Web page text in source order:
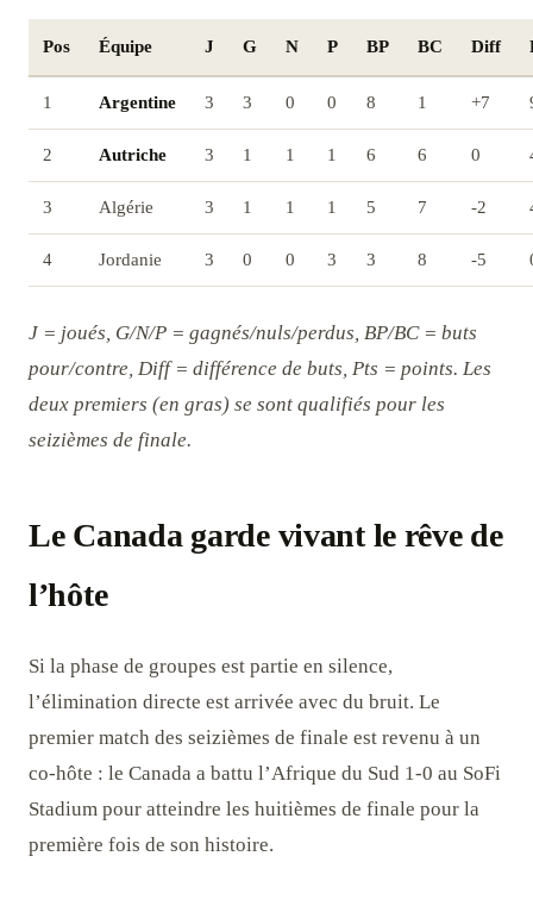
Pos Équipe J G N P BP BC Diff
1 Argentine 3 3 0 0 8 1 +7
2 Autriche 3 1 1 1 6 6 0
3 Algérie 3 1 1 1 5 7 -2
4 Jordanie 3 0 0 3 3 8 -5
J = joués, G/N/P = gagnés/nuls/perdus, BP/BC = buts
pour/contre, Diff = différence de buts, Pts = points. Les
deux premiers (en gras) se sont qualifiés pour les
seizièmes de finale.
Le Canada garde vivant le rêve de
l’hôte
Si la phase de groupes est partie en silence,
l’élimination directe est arrivée avec du bruit. Le
premier match des seizièmes de finale est revenu à un
co-hôte : le Canada a battu l’Afrique du Sud 1-0 au SoFi
Stadium pour atteindre les huitièmes de finale pour la
première fois de son histoire.